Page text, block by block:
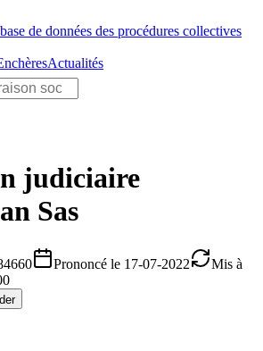
de données des procédures collectives
Actualités
judiciaire
Sas
Prononcé le 17-07-2022
Mis à